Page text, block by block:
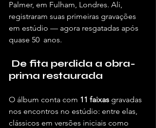
Palmer, em Fulham, Londres. Ali,
registraram suas primeiras gravações
em estúdio — agora resgatadas após
quase 50  anos.
prima restaurada
O álbum conta com 11 faixas gravadas
nos encontros no estúdio: entre elas,
clássicos em versões iniciais como